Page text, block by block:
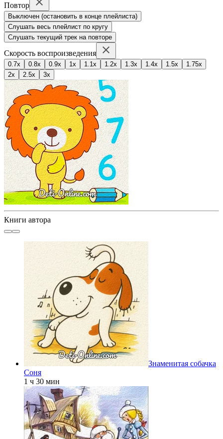
Повтор
Выключен (остановить в конце плейлиста)
Слушать весь плейлист по кругу
Слушать текущий трек на повторе
Скорость воспроизведения
0.7x 0.8x 0.9x 1x 1.1x 1.2x 1.3x 1.4x 1.5x
1.75x
2x
2.5x 3x
Книги автора
Знаменитая собачка
Соня
1 ч 30 мин